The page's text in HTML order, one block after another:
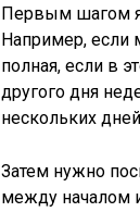
Первым шагом
Например, если
полная, если в
другого дня
нескольких
Затем нужно
между началом